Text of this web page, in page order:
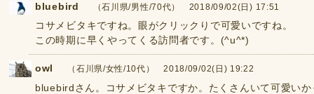
bluebird （石川県/男性/70代） 2018/09/02(日) 17:51
コサメビタキですね。眼がクリックりで可愛いですね。
この時期に早くやってくる訪問者です。(^u^*)
owl （石川県/女性/10代） 2018/09/02(日) 19:22
bluebirdさん。コサメビタキですか。たくさんいて可愛い